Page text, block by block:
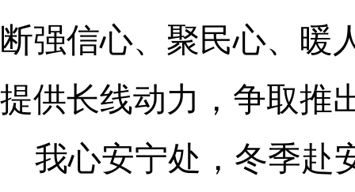
断强信心、聚民心、暖
提供长线动力，争取推
我心安宁处，冬季赴